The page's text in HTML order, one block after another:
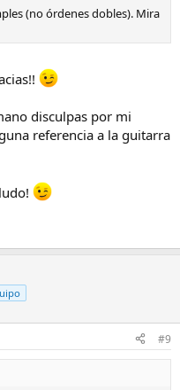
(no órdenes dobles). Mira
disculpas por mi
referencia a la guitarra
#9